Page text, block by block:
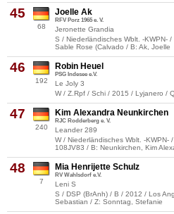
45
68
Joelle Ak
RFV Porz 1965 e. V.
Jeronette Grandia
S / Niederländisches Wblt. -KWPN-
Sable Rose (Calvado / B: Ak, Joelle
46
192
Robin Heuel
PSG Indesee e.V.
Le Joly 3
W / Z.Rpf / Schi / 2015 / Lyjanero /
47
240
Kim Alexandra Neunkirchen
RJC Rodderberg e. V.
Leander 289
W / Niederländisches Wblt. -
108JV83 / B: Neunkirchen, Kim
48
7
Mia Henrijette Schulz
RV Wahlsdorf e.V.
Leni S
S / DSP (BrAnh) / B / 2012 / Los
Sebastian / Z: Sonntag, Stefanie